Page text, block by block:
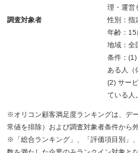
理・運営
調査対象者
性別：指
年齢：15
地域：全
条件：
ある人（
(2) サー
ている人。
※オリコン顧客満足度ランキングは、デ
常値を排除）および調査対象者条件から
※「総合ランキング」、「評価項目別」